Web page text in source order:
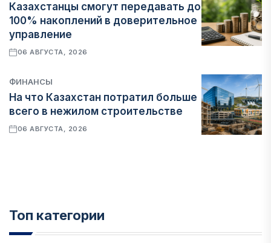
Казахстанцы смогут передавать до
100% накоплений в доверительное
управление
06 АВГУСТА, 2026
ФИНАНСЫ
На что Казахстан потратил больше
всего в нежилом строительстве
06 АВГУСТА, 2026
Топ категории